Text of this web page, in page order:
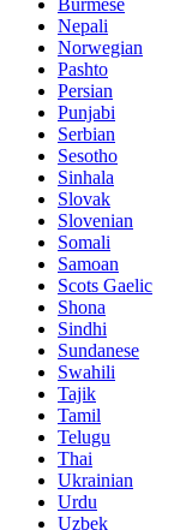
Nepali
Norwegian
Pashto
Persian
Punjabi
Serbian
Sesotho
Sinhala
Slovak
Slovenian
Somali
Samoan
Scots Gaelic
Shona
Sindhi
Sundanese
Swahili
Tajik
Tamil
Telugu
Thai
Ukrainian
Urdu
Uzbek